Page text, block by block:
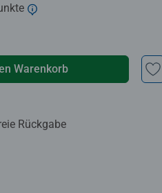
Warenkorb
Rückgabe